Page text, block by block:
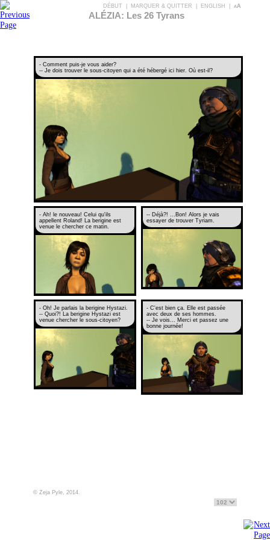
DÉBUT MARQUER & QUITTER ENGLISH aA
ALÉZIA: Les 26 Tyrans
- Comment puis-je vous aider?
-- Je dois trouver le sous-citoyen qui a été hébergé ici hier. Où est-il?
- Ah! le nouveau! Celui qu'ils
appellent Roland! La berigine est
venue le chercher ce matin.
-- Déjà?! ...Bon! Alors je vais
essayer de trouver Tyriam.
- Oh! Je parlais la berigine Hystazi.
-- Quoi?! La berigine Hystazi est
venue chercher le sous-citoyen?
- C'est bien ça. Elle est passée
avec deux de ses hommes.
-- Je vois... Merci et passez une
bonne journée!
© Zeja Pyle, 2014.